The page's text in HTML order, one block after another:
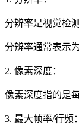
分辨率是视觉检
分辨率通常表示
2. 像素深度：
像素深度指的是
3. 最大帧率/行频：